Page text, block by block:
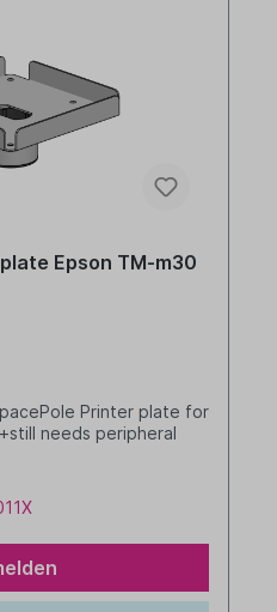
Epson TM-m30
Printer plate for
needs peripheral